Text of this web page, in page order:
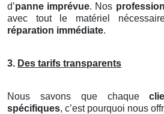
d’panne imprévue. Nos
avec tout le matériel
réparation immédiate.
3. Des tarifs transparents
Nous savons que chaque
spécifiques, c’est pourquoi nous